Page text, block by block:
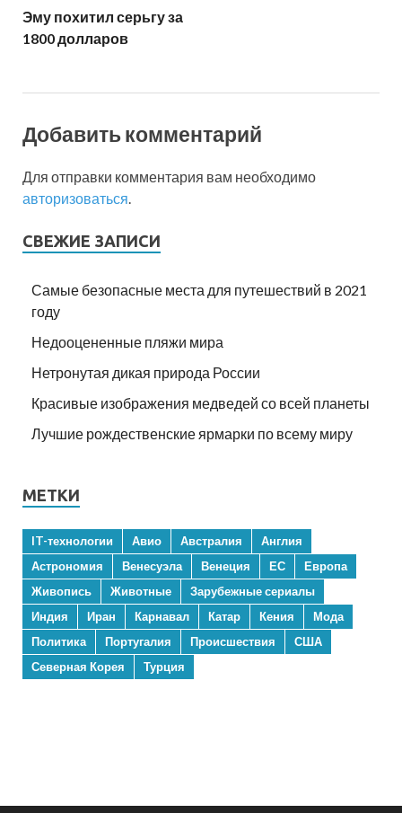
Эму похитил серьгу за
1800 долларов
Добавить комментарий
Для отправки комментария вам необходимо
авторизоваться
СВЕЖИЕ ЗАПИСИ
Самые безопасные места для путешествий в 2021
году
Недооцененные пляжи мира
Нетронутая дикая природа России
Красивые изображения медведей со всей планеты
Лучшие рождественские ярмарки по всему миру
МЕТКИ
IT-технологии Авио Австралия
Англия
Астрономия
Венесуэла Венеция ЕС
Европа
Живопись
Животные
Зарубежные сериалы
Индия
Иран Карнавал Катар Кения
Мода
Политика
Португалия Происшествия
США
Северная Корея
Турция